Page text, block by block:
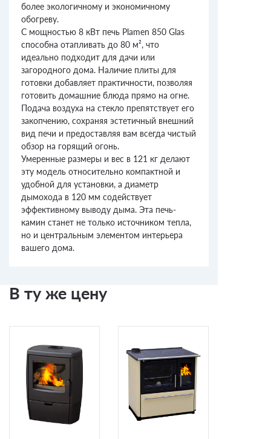
более экологичному и экономичному
обогреву.
С мощностью 8 кВт печь Plamen 850 Glas
способна отапливать до 80 м², что
идеально подходит для дачи или
загородного дома. Наличие плиты для
готовки добавляет практичности, позволяя
готовить домашние блюда прямо на огне.
Подача воздуха на стекло препятствует его
закопчению, сохраняя эстетичный внешний
вид печи и предоставляя вам всегда чистый
обзор на горящий огонь.
Умеренные размеры и вес в 121 кг делают
эту модель относительно компактной и
удобной для установки, а диаметр
дымохода в 120 мм содействует
эффективному выводу дыма. Эта печь-
камин станет не только источником тепла,
но и центральным элементом интерьера
вашего дома.
В ту же цену